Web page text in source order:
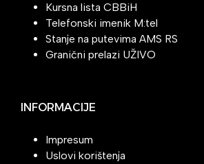
Kursna lista CBBiH
Telefonski imenik M:tel
Stanje na putevima AMS RS
Granični prelazi UŽIVO
INFORMACIJE
Impresum
Uslovi korištenja